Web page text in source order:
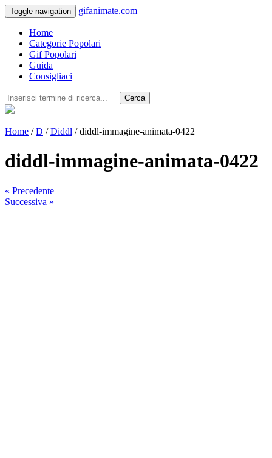
Toggle navigation gifanimate.com
Home
Categorie Popolari
Gif Popolari
Guida
Consigliaci
Cerca
Home /D /Diddl / diddl-immagine-animata-0422
diddl-immagine-animata-0422
« Precedente
Successiva »